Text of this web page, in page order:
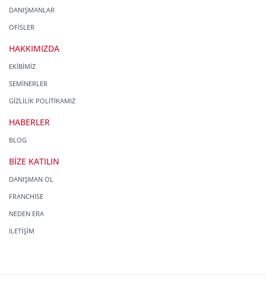
DANIŞMANLAR
OFİSLER
HAKKIMIZDA
EKİBİMİZ
SEMİNERLER
GİZLİLİK POLİTİKAMIZ
HABERLER
BLOG
BİZE KATILIN
DANIŞMAN OL
FRANCHISE
NEDEN ERA
İLETİŞİM